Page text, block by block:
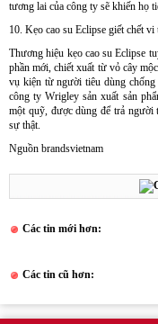
tương lai của công ty sẽ khiến họ
10. Kẹo cao su Eclipse giết chết vi
Thương hiệu kẹo cao su Eclipse
phần mới, chiết xuất từ vỏ cây
vụ kiện từ người tiêu dùng chống
công ty Wrigley sản xuất sản
một quỹ, được dùng để trả người
sự thật.
Nguồn brandsvietnam
Các tin mới hơn:
Các tin cũ hơn: